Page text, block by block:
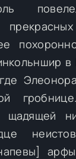
в